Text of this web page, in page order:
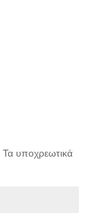
Τα υποχρεωτικά